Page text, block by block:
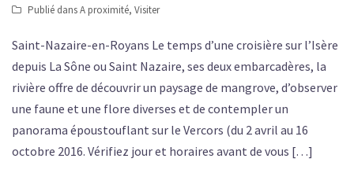
Publié dansA proximité, Visiter
Saint-Nazaire-en-Royans Le temps d’une croisière sur l’Isère
depuis La Sône ou Saint Nazaire, ses deux embarcadères, la
rivière offre de découvrir un paysage de mangrove, d’observer
une faune et une flore diverses et de contempler un
panorama époustouflant sur le Vercors (du 2 avril au 16
octobre 2016. Vérifiez jour et horaires avant de vous […]